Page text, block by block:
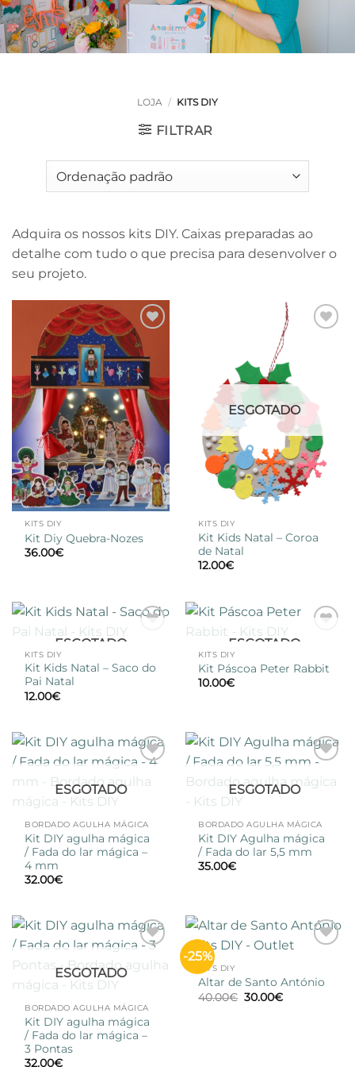
LOJA / KITS DIY
FILTRAR
Adquira os nossos kits DIY. Caixas preparadas ao
detalhe com tudo o que precisa para desenvolver o
seu projeto.
Adicionar
à lista de
desejos
KITS DIY
Kit Diy Quebra-Nozes
36.00€
ESGOTADO
KITS DIY
Kit Kids Natal – Coroa
de Natal
12.00€
Adicionar
desejos
ESGOTADO
KITS DIY
Kit Kids Natal – Saco do
Pai Natal
12.00€
Adicionar
desejos
ESGOTADO
KITS DIY
Kit Páscoa Peter Rabbit
10.00€
Adicionar
à lista de
desejos
ESGOTADO
BORDADO AGULHA MÁGICA
Kit DIY agulha mágica
/ Fada do lar mágica –
4 mm
32.00€
à lista de
desejos
ESGOTADO
BORDADO AGULHA MÁGICA
Kit DIY Agulha mágica
/ Fada do lar 5,5 mm
35.00€
à lista de
desejos
ESGOTADO
BORDADO AGULHA MÁGICA
Kit DIY agulha mágica
/ Fada do lar mágica –
3 Pontas
32.00€
-25%
desejos
KITS DIY
Altar de Santo António
40.00€ O
30.00€O